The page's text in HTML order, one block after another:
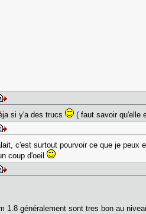
si y'a des trucs ( faut savoir qu'elle
c'est surtout pourvoir ce que je peux
coup d'oeil
1.8 généralement sont tres bon au